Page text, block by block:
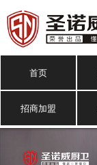
首页
招商加盟